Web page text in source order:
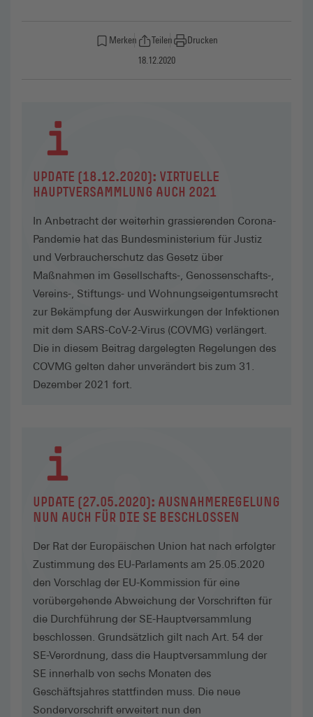
Merken Teilen
Drucken
18.12.2020
UPDATE (18.12.2020): VIRTUELLE
HAUPTVERSAMMLUNG AUCH 2021
In Anbetracht der weiterhin grassierenden Corona-
Pandemie hat das Bundesministerium für Justiz
und Verbraucherschutz das Gesetz über
Maßnahmen im Gesellschafts-, Genossenschafts-,
Vereins-, Stiftungs- und Wohnungseigentumsrecht
zur Bekämpfung der Auswirkungen der Infektionen
mit dem SARS-CoV-2-Virus (COVMG) verlängert.
Die in diesem Beitrag dargelegten Regelungen des
COVMG gelten daher unverändert bis zum 31.
Dezember 2021 fort.
UPDATE (27.05.2020): AUSNAHMEREGELUNG
NUN AUCH FÜR DIE SE BESCHLOSSEN
Der Rat der Europäischen Union hat nach erfolgter
Zustimmung des EU-Parlaments am 25.05.2020
den Vorschlag der EU-Kommission für eine
vorübergehende Abweichung der Vorschriften für
die Durchführung der SE-Hauptversammlung
beschlossen. Grundsätzlich gilt nach Art. 54 der
SE-Verordnung, dass die Hauptversammlung der
SE innerhalb von sechs Monaten des
Geschäftsjahres stattfinden muss. Die neue
Sondervorschrift erweitert nun den